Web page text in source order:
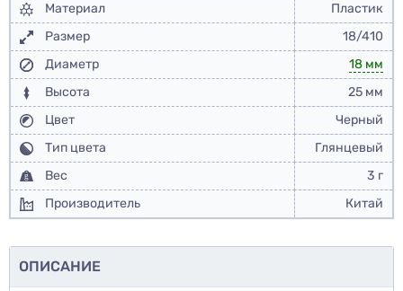
Материал
Пластик
Размер
18/410
Диаметр
18 мм
Высота
25 мм
Цвет
Черный
Тип цвета
Глянцевый
Вес
3 г
Производитель
Китай
ОПИСАНИЕ